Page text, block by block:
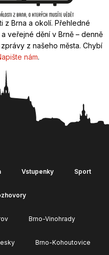
z Brna a okolí. Přehledné
veřejné dění v Brně – denně
z našeho města. Chybí
nám.
Vstupenky Sport
Brno-Vinohrady
Brno-Kohoutovice